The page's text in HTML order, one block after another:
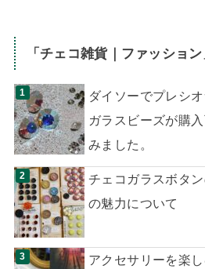
「チェコ雑貨｜ファッション
ダイソーでプレシ
ガラスビーズが購
みました。
チェコガラスボタ
の魅力について
アクセサリーを楽